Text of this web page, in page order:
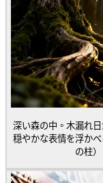
深い森の中。木漏れ
穏やかな表情を浮か
の柱